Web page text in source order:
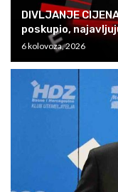
DIVLJANJE
poskupio,
6 kolovoza, 2026